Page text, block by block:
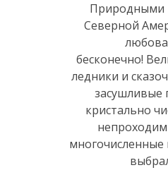
Природными
Северной
бесконечно!
ледники и
засушливые
кристально